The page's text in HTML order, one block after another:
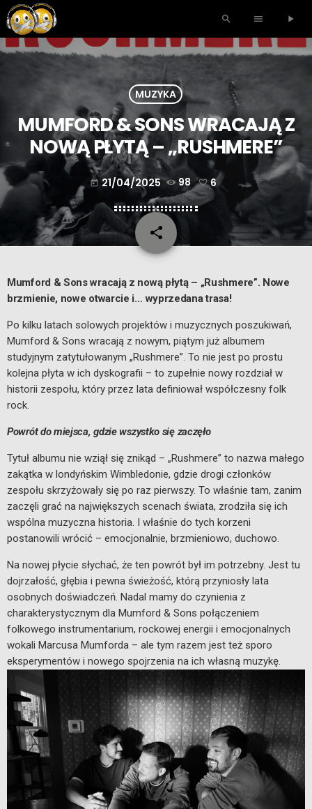
search menu play_arrow
MUZYKA
MUMFORD & SONS WRACAJĄ Z
NOWĄ PŁYTĄ – „RUSHMERE”
today 21/04/2025 98 6
share
email
Mumford & Sons wracają z nową płytą – „Rushmere”. Nowe
brzmienie, nowe otwarcie i… wyprzedana trasa!
Po kilku latach solowych projektów i muzycznych poszukiwań,
Mumford & Sons wracają z nowym, piątym już albumem
studyjnym zatytułowanym „Rushmere”. To nie jest po prostu
kolejna płyta w ich dyskografii – to zupełnie nowy rozdział w
historii zespołu, który przez lata definiował współczesny folk
rock.
Powrót do miejsca, gdzie wszystko się zaczęło
Tytuł albumu nie wziął się znikąd – „Rushmere” to nazwa małego
zakątka w londyńskim Wimbledonie, gdzie drogi członków
zespołu skrzyżowały się po raz pierwszy. To właśnie tam, zanim
zaczęli grać na największych scenach świata, zrodziła się ich
wspólna muzyczna historia. I właśnie do tych korzeni
postanowili wrócić – emocjonalnie, brzmieniowo, duchowo.
Na nowej płycie słychać, że ten powrót był im potrzebny. Jest tu
dojrzałość, głębia i pewna świeżość, którą przyniosły lata
osobnych doświadczeń. Nadal mamy do czynienia z
charakterystycznym dla Mumford & Sons połączeniem
folkowego instrumentarium, rockowej energii i emocjonalnych
wokali Marcusa Mumforda – ale tym razem jest też sporo
eksperymentów i nowego spojrzenia na ich własną muzykę.